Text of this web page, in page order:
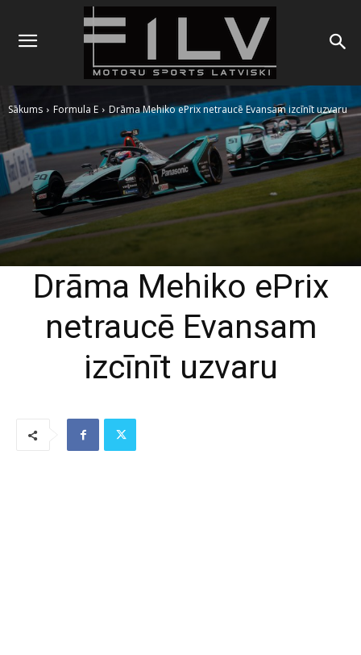
Sākums Formula E Drāma Mehiko ePrix netraucē Evansam izcīnīt uzvaru
Drāma Mehiko ePrix
netraucē Evansam
izcīnīt uzvaru